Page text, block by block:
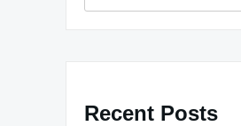
Recent Posts